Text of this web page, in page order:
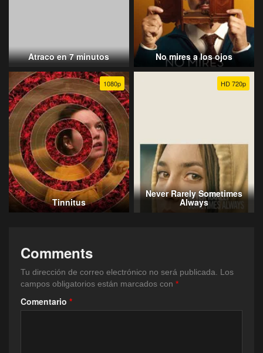
Atraco en 7 minutos No mires a los ojos
1080p
Tinnitus
HD 720p
Never Rarely Sometimes
Always
Comments
Tu dirección de correo electrónico no será publicada.
Los
campos obligatorios están marcados con *
Comentario *